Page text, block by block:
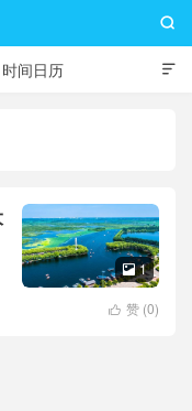

时间日历

 1
 赞 (0)